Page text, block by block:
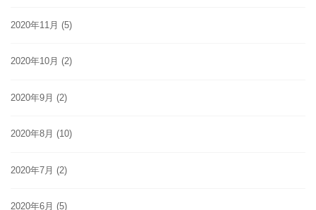
2020年11月 (5)
2020年10月 (2)
2020年9月 (2)
2020年8月 (10)
2020年7月 (2)
2020年6月 (5)